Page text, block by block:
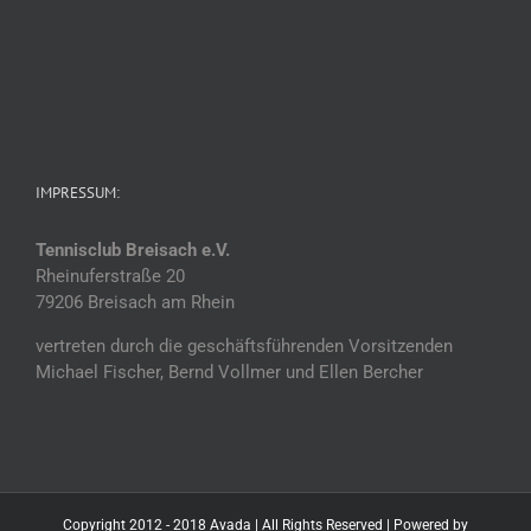
IMPRESSUM:
Tennisclub Breisach e.V.
Rheinuferstraße 20
79206 Breisach am Rhein
vertreten durch die geschäftsführenden Vorsitzenden
Michael Fischer, Bernd Vollmer und Ellen Bercher
Copyright 2012 - 2018 Avada | All Rights Reserved | Powered by